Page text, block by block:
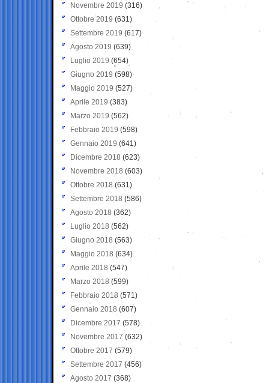
Novembre 2019 (316)
Ottobre 2019 (631)
Settembre 2019 (617)
Agosto 2019 (639)
Luglio 2019 (654)
Giugno 2019 (598)
Maggio 2019 (527)
Aprile 2019 (383)
Marzo 2019 (562)
Febbraio 2019 (598)
Gennaio 2019 (641)
Dicembre 2018 (623)
Novembre 2018 (603)
Ottobre 2018 (631)
Settembre 2018 (586)
Agosto 2018 (362)
Luglio 2018 (562)
Giugno 2018 (563)
Maggio 2018 (634)
Aprile 2018 (547)
Marzo 2018 (599)
Febbraio 2018 (571)
Gennaio 2018 (607)
Dicembre 2017 (578)
Novembre 2017 (632)
Ottobre 2017 (579)
Settembre 2017 (456)
Agosto 2017 (368)